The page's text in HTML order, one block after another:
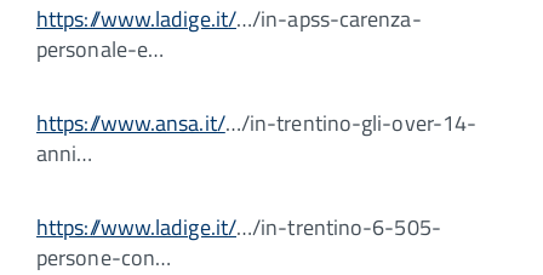
https://www.ladige.it/…/in-apss-carenza-
personale-e…
https://www.ansa.it/…/in-trentino-gli-over-14-
anni…
https://www.ladige.it/…/in-trentino-6-505-
persone-con…